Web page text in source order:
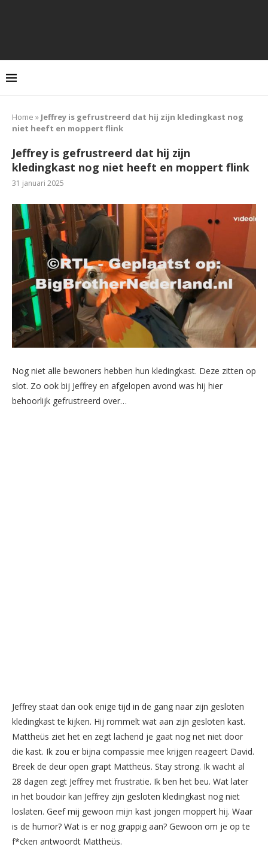
Home » Jeffrey is gefrustreerd dat hij zijn kledingkast nog
niet heeft en moppert flink
Jeffrey is gefrustreerd dat hij zijn
kledingkast nog niet heeft en moppert flink
31 januari 2025
Nog niet alle bewoners hebben hun kledingkast. Deze zitten op
slot. Zo ook bij Jeffrey en afgelopen avond was hij hier
behoorlijk gefrustreerd over…
Jeffrey staat dan ook enige tijd in de gang naar zijn gesloten
kledingkast te kijken. Hij rommelt wat aan zijn gesloten kast.
Mattheüs ziet het en zegt lachend je gaat nog net niet door
die kast. Ik zou er bijna compassie mee krijgen reageert David.
Breek de deur open grapt Mattheüs. Stay strong. Ik wacht al
28 dagen zegt Jeffrey met frustratie. Ik ben het beu. Wat later
in het boudoir kan Jeffrey zijn gesloten kledingkast nog niet
loslaten. Geef mij gewoon mijn kast jongen moppert hij. Waar
is de humor? Wat is er nog grappig aan? Gewoon om je op te
f*cken antwoordt Mattheüs.